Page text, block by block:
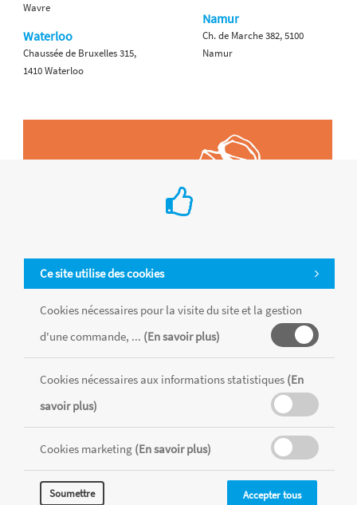
Ce site utilise des cookies
Cookies nécessaires pour la visite du site et la gestion
d'une commande, ... (En savoir plus)
Cookies nécessaires aux informations statistiques (En
savoir plus)
Cookies marketing (En savoir plus)
Soumettre Accepter tous
Wavre
Waterloo
Chaussée de Bruxelles 315,
1410 Waterloo
Namur
Ch. de Marche 382, 5100
Namur
Tous les produits sont vendus dans la limite des stocks disponibles de
chaque magasin, toutes taxes comprises.
MENTIONS LÉGALES CONDITIONS GÉNÉRALES